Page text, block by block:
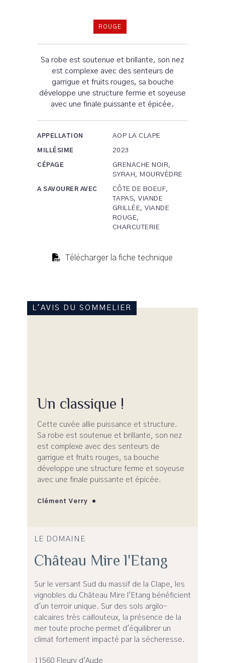
ROUGE
Sa robe est soutenue et brillante, son nez
est complexe avec des senteurs de
garrigue et fruits rouges, sa bouche
développe une structure ferme et soyeuse
avec une finale puissante et épicée.
APPELLATION AOP LA CLAPE
MILLÉSIME 2023
CÉPAGE
GRENACHE NOIR,
SYRAH, MOURVÈDRE
A SAVOURER AVEC
CÔTE DE BOEUF,
TAPAS, VIANDE
GRILLÉE, VIANDE
ROUGE,
CHARCUTERIE
Télécharger la fiche technique
L'AVIS DU SOMMELIER
Un classique !
Cette cuvée allie puissance et structure.
Sa robe est soutenue et brillante, son nez
est complexe avec des senteurs de
garrigue et fruits rouges, sa bouche
développe une structure ferme et soyeuse
avec une finale puissante et épicée.
Clément Verry
LE DOMAINE
Château Mire l'Etang
Sur le versant Sud du massif de la Clape, les
vignobles du Château Mire l'Etang bénéficient
d'un terroir unique. Sur des sols argilo-
calcaires très caillouteux, la présence de la
mer toute proche permet d'équilibrer un
climat fortement impacté par la sécheresse.
11560 Fleury d'Aude